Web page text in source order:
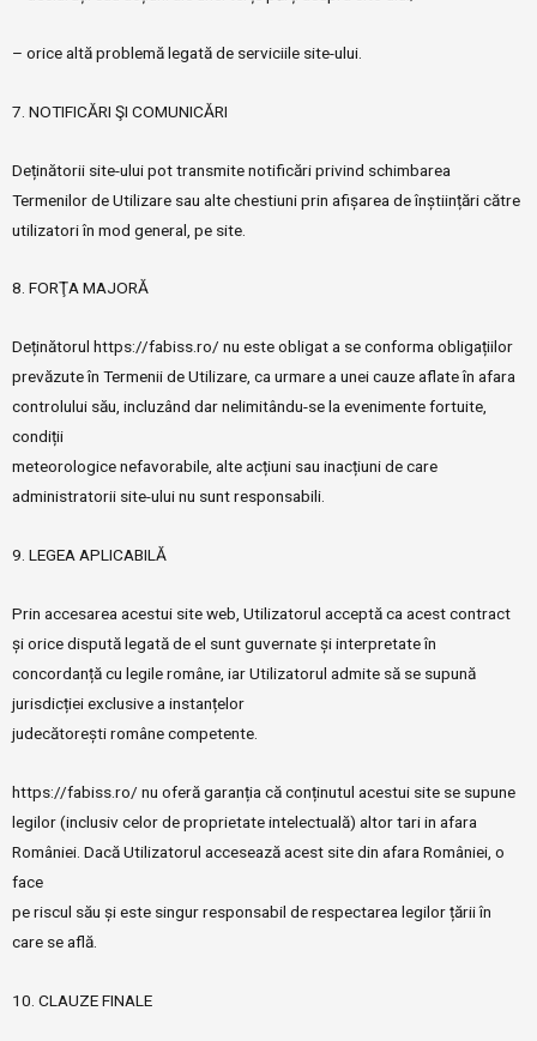
– orice altă problemă legată de serviciile site-ului.
7. NOTIFICĂRI ŞI COMUNICĂRI
Deținătorii site-ului pot transmite notificări privind schimbarea
Termenilor de Utilizare sau alte chestiuni prin afișarea de înștiințări către
utilizatori în mod general, pe site.
8. FORŢA MAJORĂ
Deținătorul https://fabiss.ro/ nu este obligat a se conforma obligațiilor
prevăzute în Termenii de Utilizare, ca urmare a unei cauze aflate în afara
controlului său, incluzând dar nelimitându-se la evenimente fortuite,
condiții
meteorologice nefavorabile, alte acțiuni sau inacțiuni de care
administratorii site-ului nu sunt responsabili.
9. LEGEA APLICABILĂ
Prin accesarea acestui site web, Utilizatorul acceptă ca acest contract
și orice dispută legată de el sunt guvernate și interpretate în
concordanță cu legile române, iar Utilizatorul admite să se supună
jurisdicției exclusive a instanțelor
judecătorești române competente.
https://fabiss.ro/ nu oferă garanția că conținutul acestui site se supune
legilor (inclusiv celor de proprietate intelectuală) altor tari in afara
României. Dacă Utilizatorul accesează acest site din afara României, o
face
pe riscul său și este singur responsabil de respectarea legilor țării în
care se află.
10. CLAUZE FINALE